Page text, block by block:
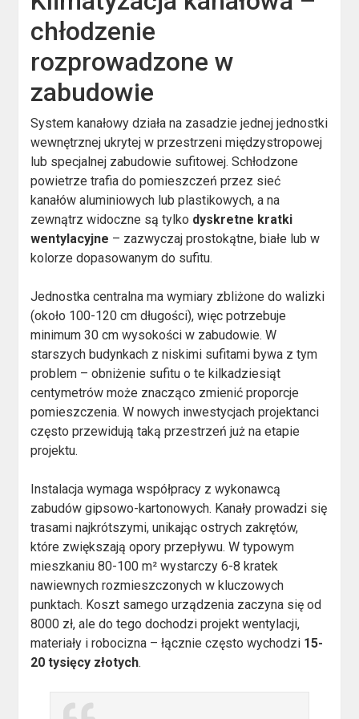
chłodzenie
rozprowadzone w
zabudowie
System kanałowy działa na zasadzie jednej jednostki
wewnętrznej ukrytej w przestrzeni międzystropowej
lub specjalnej zabudowie sufitowej. Schłodzone
powietrze trafia do pomieszczeń przez sieć
kanałów aluminiowych lub plastikowych, a na
zewnątrz widoczne są tylko dyskretne kratki
wentylacyjne – zazwyczaj prostokątne, białe lub w
kolorze dopasowanym do sufitu.
Jednostka centralna ma wymiary zbliżone do walizki
(około 100-120 cm długości), więc potrzebuje
minimum 30 cm wysokości w zabudowie. W
starszych budynkach z niskimi sufitami bywa z tym
problem – obniżenie sufitu o te kilkadziesiąt
centymetrów może znacząco zmienić proporcje
pomieszczenia. W nowych inwestycjach projektanci
często przewidują taką przestrzeń już na etapie
projektu.
Instalacja wymaga współpracy z wykonawcą
zabudów gipsowo-kartonowych. Kanały prowadzi się
trasami najkrótszymi, unikając ostrych zakrętów,
które zwiększają opory przepływu. W typowym
mieszkaniu 80-100 m² wystarczy 6-8 kratek
nawiewnych rozmieszczonych w kluczowych
punktach. Koszt samego urządzenia zaczyna się od
8000 zł, ale do tego dochodzi projekt wentylacji,
materiały i robocizna – łącznie często wychodzi 15-
20 tysięcy złotych.